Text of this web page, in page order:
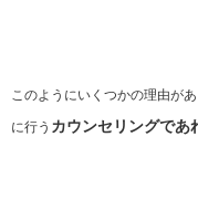
このようにいくつかの理由が
に行う カウンセリングであ